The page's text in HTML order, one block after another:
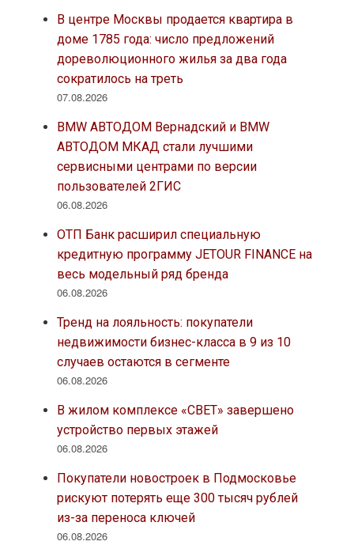
В центре Москвы продается квартира в
доме 1785 года: число предложений
дореволюционного жилья за два года
сократилось на треть
07.08.2026
BMW АВТОДОМ Вернадский и BMW
АВТОДОМ МКАД стали лучшими
сервисными центрами по версии
пользователей 2ГИС
06.08.2026
ОТП Банк расширил специальную
кредитную программу JETOUR FINANCE на
весь модельный ряд бренда
06.08.2026
Тренд на лояльность: покупатели
недвижимости бизнес-класса в 9 из 10
случаев остаются в сегменте
06.08.2026
В жилом комплексе «СВЕТ» завершено
устройство первых этажей
06.08.2026
Покупатели новостроек в Подмосковье
рискуют потерять еще 300 тысяч рублей
из-за переноса ключей
06.08.2026